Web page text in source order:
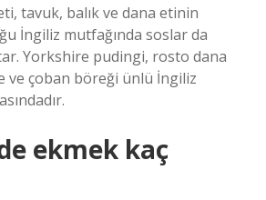
tavuk, balık ve dana etinin
İngiliz mutfağında soslar da
Yorkshire pudingi, rosto dana
ve çoban böreği ünlü İngiliz
ekmek kaç